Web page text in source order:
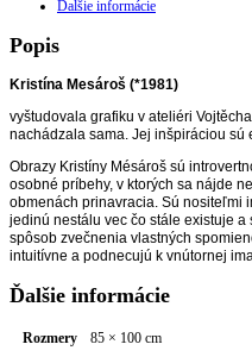
Ďalšie informácie
Popis
Kristína Mesároš (*1981)
vyštudovala grafiku v ateliéri
nachádzala sama. Jej inšpiráciou sú
Obrazy Kristíny Mésároš sú
osobné príbehy, v ktorých sa nájde
obmenách prinavracia. Sú nositeľmi
jedinú nestálu vec čo stále existuje
spôsob zvečnenia vlastných
intuitívne a podnecujú k vnútornej
Ďalšie informácie
Rozmery 85 × 100 cm